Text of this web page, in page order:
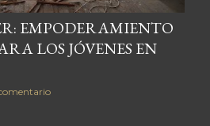
EMPODERAMIENTO
LOS JÓVENES EN